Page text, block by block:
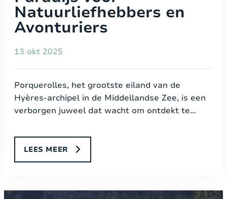
Natuurliefhebbers en
Avonturiers
13 okt 2025
Porquerolles, het grootste eiland van de
Hyères-archipel in de Middellandse Zee, is een
verborgen juweel dat wacht om ontdekt te...
LEES MEER